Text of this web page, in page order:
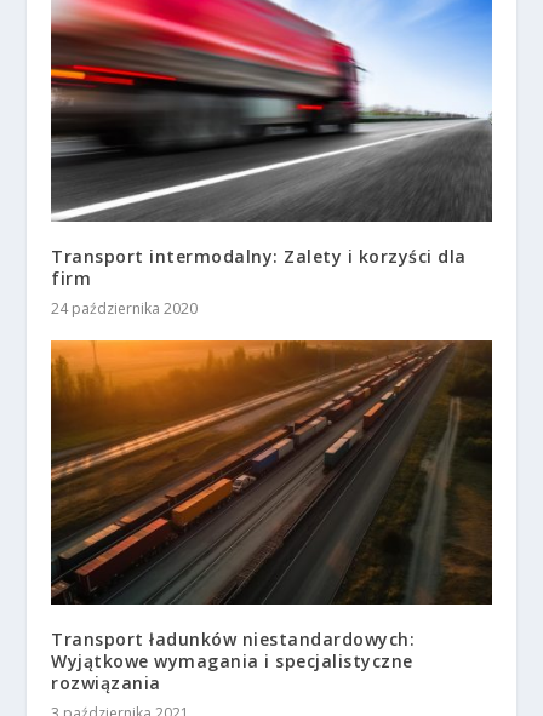
Transport intermodalny: Zalety i korzyści dla
firm
24 października 2020
Transport ładunków niestandardowych:
Wyjątkowe wymagania i specjalistyczne
rozwiązania